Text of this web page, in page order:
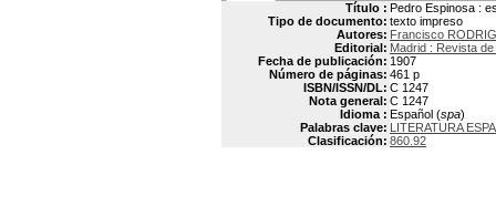
Título : Pedro Espinosa :
Tipo de documento: texto impreso
Autores: Francisco
Editorial: Madrid : Revista
Fecha de publicación: 1907
Número de páginas: 461 p
ISBN/ISSN/DL: C 1247
Nota general: C 1247
Idioma : Español (spa)
Palabras clave: LITERATURA
Clasificación: 860.92